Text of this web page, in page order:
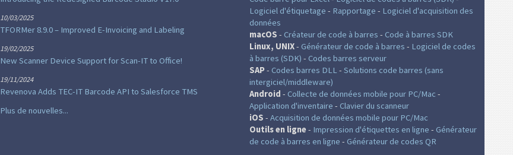
10/03/2025
TFORMer 8.9.0 – Improved E-Invoicing and Labeling
19/02/2025
New Scanner Device Support for Scan-IT to Office!
19/11/2024
Revenova Adds TEC-IT Barcode API to Salesforce TMS
Plus de nouvelles...
Logiciel d'étiquetage - Rapportage - Logiciel d'acquisition des
données
macOS - Créateur de code à barres - Code à barres SDK
Linux, UNIX- Générateur de code à barres - Logiciel de codes
à barres (SDK) - Codes barres serveur
SAP- Codes barres DLL- Solutions code barres (sans
intergiciel/middleware)
Android - Collecte de données mobile pour PC/Mac -
Application d'inventaire - Clavier du scanneur
iOS - Acquisition de données mobile pour PC/Mac
Outils en ligne- Impression d'étiquettes en ligne - Générateur
de code à barres en ligne - Générateur de codes QR